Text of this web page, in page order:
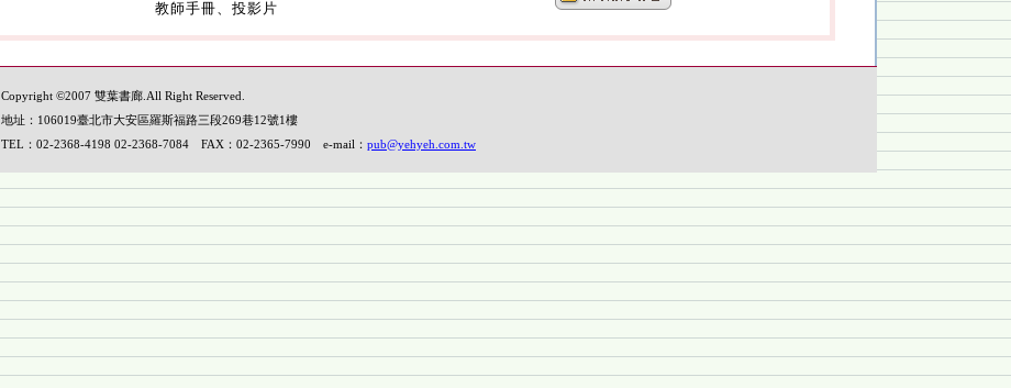
教師手冊、投影片
Copyright ©2007 雙葉書廊.All Right Reserved.
地址：106019臺北市大安區羅斯福路三段269巷12號1樓
TEL：02-2368-4198 02-2368-7084 FAX：02-2365-7990 e-mail： pub@yehyeh.com.tw